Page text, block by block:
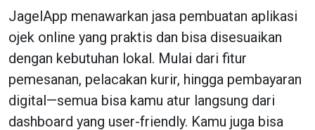
JagelApp menawarkan jasa pembuatan aplikasi
ojek online yang praktis dan bisa disesuaikan
dengan kebutuhan lokal. Mulai dari fitur
pemesanan, pelacakan kurir, hingga pembayaran
digital—semua bisa kamu atur langsung dari
dashboard yang user-friendly. Kamu juga bisa